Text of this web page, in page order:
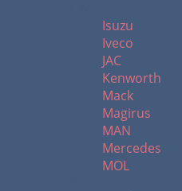
Isuzu
Iveco
JAC
Kenworth
Mack
Magirus
MAN
Mercedes
MOL